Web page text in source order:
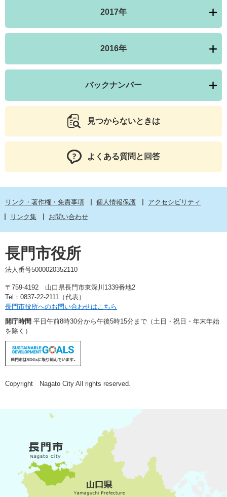
2017年
2016年
バックナンバー
見つからないときは
よくある質問と回答
リンク・著作権・免責事項 個人情報保護
アクセシビリティ
リンク集
お問い合わせ
長門市役所
法人番号5000020352110
〒759-4192 山口県長門市東深川1339番地2
Tel：0837-22-2111（代表）
長門市役所へのお問い合わせはこちら
開庁時間 平日午前8時30分から午後5時15分まで（土日・祝日・年末年始
を除く）
Copyright Nagato City All rights reserved.